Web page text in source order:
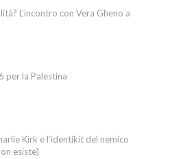
L’incontro con Vera Gheno a
per la Palestina
Kirk e l’identikit del nemico
esiste)